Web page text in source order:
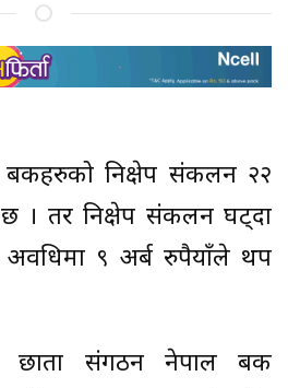
निक्षेप संकलन २२
। तर निक्षेप संकलन घट्दा
अवधिमा ९ अर्ब रुपैयाँले थप
छाता संगठन नेपाल बैंक